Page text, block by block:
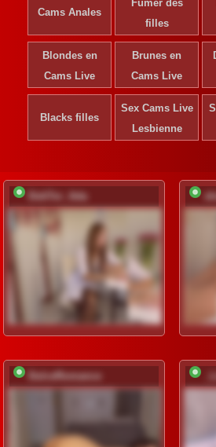
Cams Anales
Fumer des
filles
Blondes en
Cams Live
Brunes en
Cams Live
Blacks filles
Sex Cams Live
Lesbienne
DokTor_Ada
DulceRomance